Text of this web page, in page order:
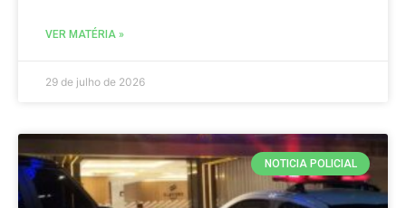
VER MATÉRIA »
29 de julho de 2026
NOTICIA POLICIAL